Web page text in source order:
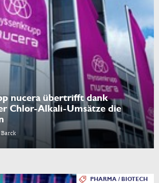
nucera übertrifft dank
Chlor-Alkali-Umsätze die
PHARMA / BIOTECH